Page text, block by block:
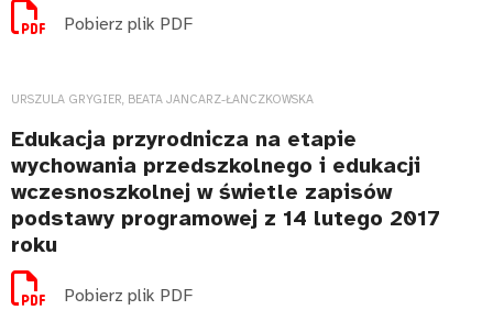
Pobierz plik PDF
URSZULA GRYGIER, BEATA JANCARZ-ŁANCZKOWSKA
Edukacja przyrodnicza na etapie
wychowania przedszkolnego i edukacji
wczesnoszkolnej w świetle zapisów
podstawy programowej z 14 lutego 2017
roku
Pobierz plik PDF